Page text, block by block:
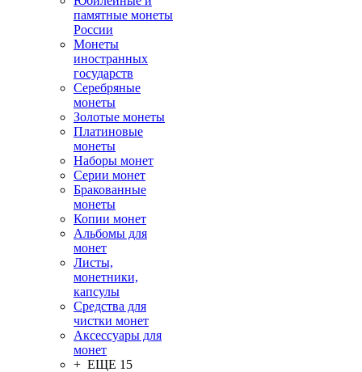
памятные монеты
России
Монеты
иностранных
государств
Серебряные
монеты
Золотые монеты
Платиновые
монеты
Наборы монет
Серии монет
Бракованные
монеты
Копии монет
Альбомы для
монет
Листы,
монетники,
капсулы
Средства для
чистки монет
Аксессуары для
монет
+ ЕЩЕ 15